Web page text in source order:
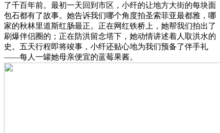
了千百年前。最初一天回到市区，小纤的让地方大街的每块面
包石都有了故事。她告诉我们哪个角度拍圣索菲亚最都雅，哪
家的秋林里道斯红肠最正。正在网红铁桥上，她帮我们拍出了
刷爆伴侣圈的；正在防洪留念塔下，她动情讲述着人取洪水的
史。五天行程即将竣事，小纤还贴心地为我们预备了伴手礼
——每人一罐她母亲便宜的蓝莓果酱。